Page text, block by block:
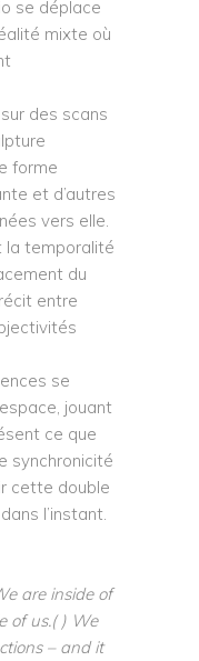
se déplace
mixte où
des scans
forme
et d’autres
vers elle.
la temporalité
du
entre
se
jouant
ce que
synchronicité
cette double
l’instant.
are inside of
of us.( ) We
– and it